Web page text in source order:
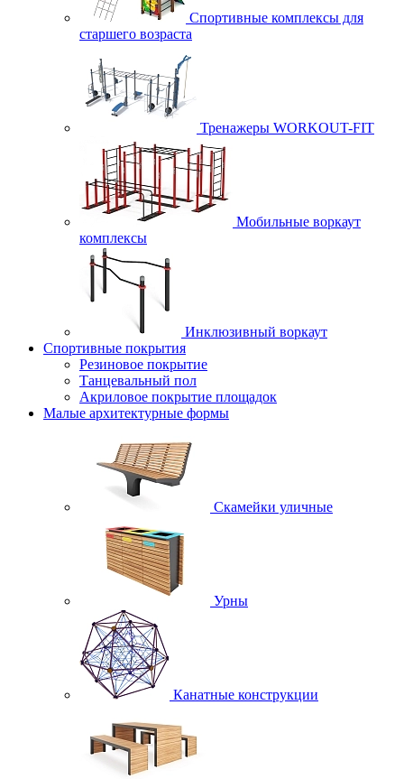
Спортивные комплексы для
старшего возраста
Тренажеры WORKOUT-FIT
Мобильные воркаут
комплексы
Инклюзивный воркаут
Спортивные покрытия
Резиновое покрытие
Танцевальный пол
Акриловое покрытие площадок
Малые архитектурные формы
Скамейки уличные
Урны
Канатные конструкции